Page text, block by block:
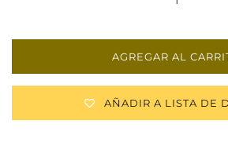
AGREGAR AL
AÑADIR A LISTA DE